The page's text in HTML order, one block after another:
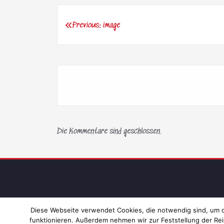
Beitragsnavigation
Previous: image
Die Kommentare sind geschlossen.
Diese Webseite verwendet Cookies, die notwendig sind,
funktionieren. Außerdem nehmen wir zur Feststellung der